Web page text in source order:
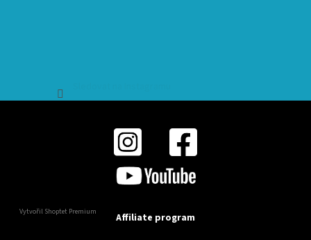
Vytvořil Shoptet Premium Affiliate program